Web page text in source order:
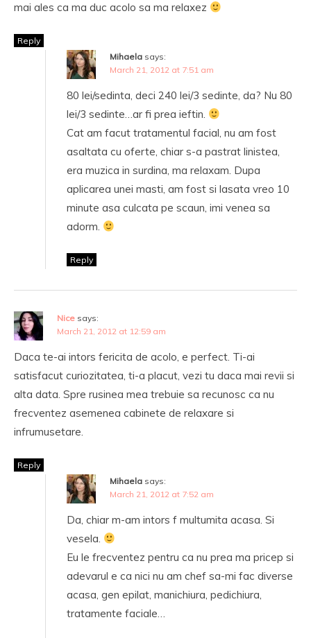
mai ales ca ma duc acolo sa ma relaxez
Reply
Mihaela says:
March 21, 2012 at 7:51 am
80 lei/sedinta, deci 240 lei/3 sedinte, da? Nu 80
lei/3 sedinte…ar fi prea ieftin.
Cat am facut tratamentul facial, nu am fost
asaltata cu oferte, chiar s-a pastrat linistea,
era muzica in surdina, ma relaxam. Dupa
aplicarea unei masti, am fost si lasata vreo 10
minute asa culcata pe scaun, imi venea sa
adorm.
Reply
Nice says:
March 21, 2012 at 12:59 am
Daca te-ai intors fericita de acolo, e perfect. Ti-ai
satisfacut curiozitatea, ti-a placut, vezi tu daca mai revii si
alta data. Spre rusinea mea trebuie sa recunosc ca nu
frecventez asemenea cabinete de relaxare si
infrumusetare.
Reply
Mihaela says:
March 21, 2012 at 7:52 am
Da, chiar m-am intors f multumita acasa. Si
vesela.
Eu le frecventez pentru ca nu prea ma pricep si
adevarul e ca nici nu am chef sa-mi fac diverse
acasa, gen epilat, manichiura, pedichiura,
tratamente faciale…